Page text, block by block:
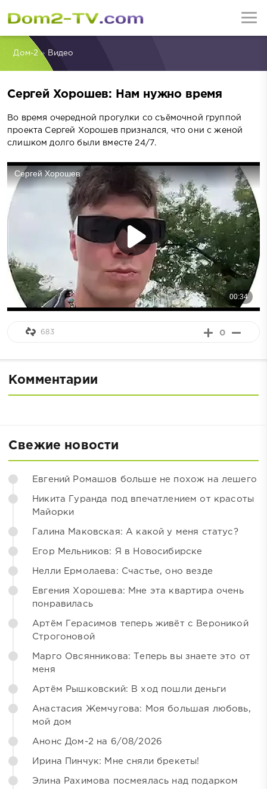
Дом-2» Видео
Сергей Хорошев: Нам нужно время
Во время очередной прогулки со съёмочной группой
проекта Сергей Хорошев признался, что они с женой
слишком долго были вместе 24/7.
0
683
Комментарии
Свежие новости
Евгений Ромашов больше не похож на лешего
Никита Гуранда под впечатлением от красоты
Майорки
Галина Маковская: А какой у меня статус?
Егор Мельников: Я в Новосибирске
Нелли Ермолаева: Счастье, оно везде
Евгения Хорошева: Мне эта квартира очень
понравилась
Артём Герасимов теперь живёт с Вероникой
Строгоновой
Марго Овсянникова: Теперь вы знаете это от
меня
Артём Рышковский: В ход пошли деньги
Анастасия Жемчугова: Моя большая любовь,
мой дом
Анонс Дом-2 на 6/08/2026
Ирина Пинчук: Мне сняли брекеты!
Элина Рахимова посмеялась над подарком